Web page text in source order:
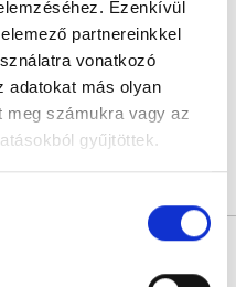
Ezenkívül
partnereinkkel
vonatkozó
adatokat más olyan
meg számukra vagy az
gyűjtöttek.
info/foglaljorvost-
Budapest, Szigony u. 26-32
szeptember 14.